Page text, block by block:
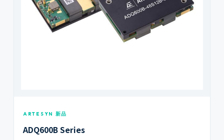
ARTESYN 新品
ADQ600B Series